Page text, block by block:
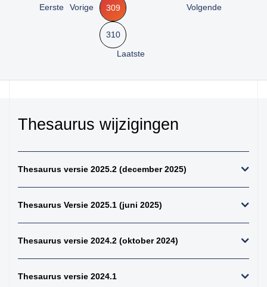
40. zenuwstelsel
43. hersenen totaal,
verlengde merg
45. alle astrocytomen
46. alle meningeomen
47. alle
ependymomen
48. alle
lymfomen (NH+HD)
Eerste Vorige 309
310
Volgende
Laatste
Thesaurus wijzigingen
Thesaurus versie 2025.2 (december 2025)
Thesaurus Versie 2025.1 (juni 2025)
Thesaurus versie 2024.2 (oktober 2024)
Thesaurus versie 2024.1